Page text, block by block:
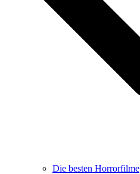
Die besten Horrorfilme